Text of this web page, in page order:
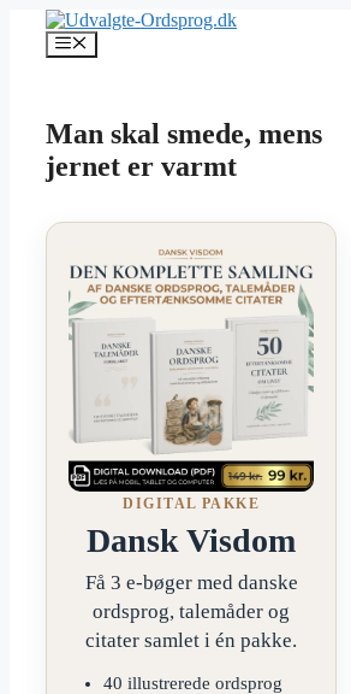
indhold
Menu
Man skal smede, mens
jernet er varmt
DIGITAL PAKKE
Dansk Visdom
Få 3 e-bøger med danske
ordsprog, talemåder og
citater samlet i én pakke.
40 illustrerede ordsprog